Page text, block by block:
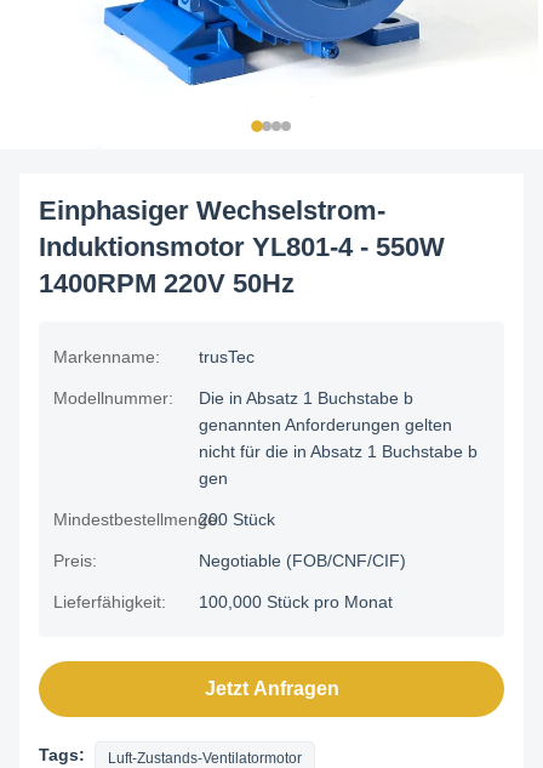
Einphasiger Wechselstrom-
Induktionsmotor YL801-4 - 550W
1400RPM 220V 50Hz
Markenname: trusTec
Modellnummer:
Die in Absatz 1 Buchstabe b
genannten Anforderungen gelten
nicht für die in Absatz 1 Buchstabe b
gen
Mindestbestellmenge:200 Stück
Preis: Negotiable (FOB/CNF/CIF)
Lieferfähigkeit: 100,000 Stück pro Monat
Jetzt Anfragen
Tags: Luft-Zustands-Ventilatormotor